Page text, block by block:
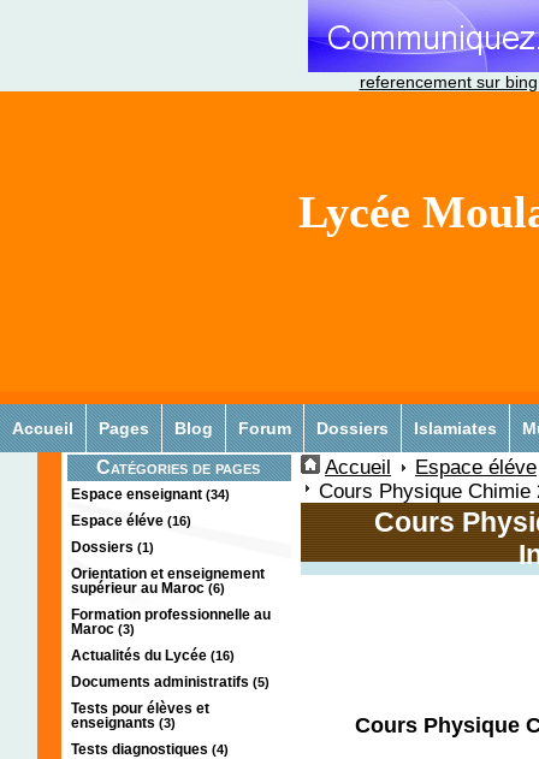
referencement sur bing
Lycée
Accueil Pages Blog Forum Dossiers Islamiates
Catégories de pages
Espace enseignant (34)
Espace éléve (16)
Dossiers (1)
Orientation et enseignement
supérieur au Maroc (6)
Formation professionnelle au
Maroc (3)
Actualités du Lycée (16)
Documents administratifs (5)
Tests pour élèves et
enseignants (3)
Tests diagnostiques (4)
Accueil
Espace éléve
Cours Physique Chimie
Cours
Cours Physique